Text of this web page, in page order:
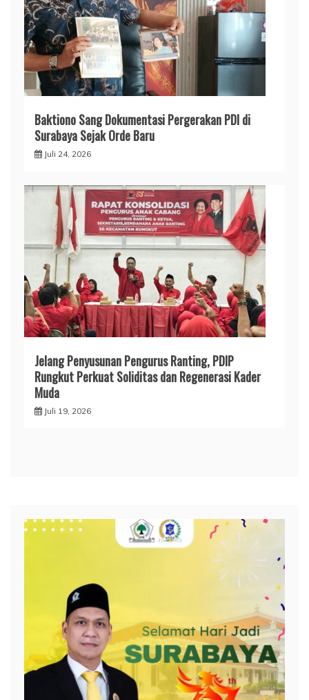
Baktiono Sang Dokumentasi Pergerakan PDI di
Surabaya Sejak Orde Baru
Juli 24, 2026
Jelang Penyusunan Pengurus Ranting, PDIP
Rungkut Perkuat Soliditas dan Regenerasi Kader
Muda
Juli 19, 2026